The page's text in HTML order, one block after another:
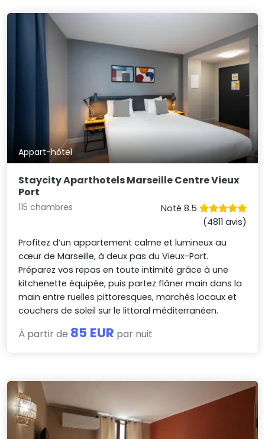
Appart-hôtel
Staycity Aparthotels Marseille Centre Vieux
Port
115 chambres
Noté 8.5
(4811 avis)
Profitez d’un appartement calme et lumineux au
cœur de Marseille, à deux pas du Vieux-Port.
Préparez vos repas en toute intimité grâce à une
kitchenette équipée, puis partez flâner main dans la
main entre ruelles pittoresques, marchés locaux et
couchers de soleil sur le littoral méditerranéen.
À partir de 85 EUR par nuit